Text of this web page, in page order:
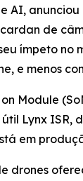
de
ímpeto
e menos
on Module
Lynx
em